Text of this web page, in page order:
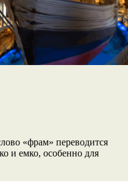
«фрам» переводится
и емко, особенно для